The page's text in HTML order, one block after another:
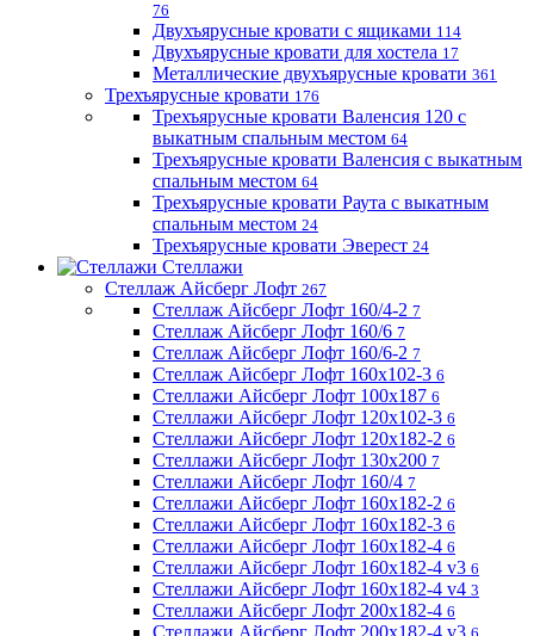
76
Двухъярусные кровати с ящиками 114
Двухъярусные кровати для хостела 17
Металлические двухъярусные кровати 361
Трехъярусные кровати 176
Трехъярусные кровати Валенсия 120 с
выкатным спальным местом 64
Трехъярусные кровати Валенсия с выкатным
спальным местом 64
Трехъярусные кровати Раута с выкатным
спальным местом 24
Трехъярусные кровати Эверест 24
Стеллажи
Стеллаж Айсберг Лофт 267
Стеллаж Айсберг Лофт 160/4-2 7
Стеллаж Айсберг Лофт 160/6 7
Стеллаж Айсберг Лофт 160/6-2 7
Стеллаж Айсберг Лофт 160х102-3 6
Стеллажи Айсберг Лофт 100х187 6
Стеллажи Айсберг Лофт 120х102-3 6
Стеллажи Айсберг Лофт 120х182-2 6
Стеллажи Айсберг Лофт 130х200 7
Стеллажи Айсберг Лофт 160/4 7
Стеллажи Айсберг Лофт 160х182-2 6
Стеллажи Айсберг Лофт 160х182-3 6
Стеллажи Айсберг Лофт 160х182-4 6
Стеллажи Айсберг Лофт 160х182-4 v3 6
Стеллажи Айсберг Лофт 160х182-4 v4 3
Стеллажи Айсберг Лофт 200х182-4 6